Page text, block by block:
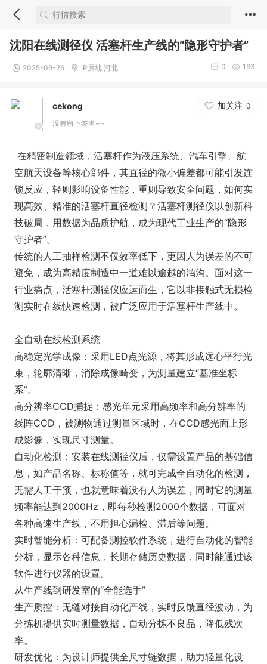
沈阳在线测径仪 活塞杆生产线的“隐形守护者”
2025-06-26 IP属地 河北 163
0
cekong 加关注 0
没有留下签名~~
在精密制造领域，活塞杆作为液压系统、汽车引擎、航
空航天设备等核心部件，其直径的微小偏差都可能引发连
锁反应，轻则影响设备性能，重则导致安全问题，如何实
现高效、精准的活塞杆直径检测？活塞杆测径仪以创新科
技破局，用数据为品质护航，成为现代工业生产的“隐形
守护者”。
传统的人工抽样检测不仅效率低下，更因人为误差的不可
避免，成为高精度制造中一道难以逾越的鸿沟。面对这一
行业痛点，活塞杆测径仪应运而生，它以非接触式无损检
测实时在线快速检测，被广泛应用于活塞杆生产线中。
全自动在线检测系统
高稳定光学成像：采用LED点光源，将其形成远心平行光
束，轮廓清晰，消除成像畸变，为测量建立“基准坐标
系”。
高分辨率CCD捕捉：感光单元采用高频率和高分辨率的
线阵CCD，被测物通过测量区域时，在CCD感光面上形
成影像，实现尺寸测量。
自动化检测：安装在线测径仪后，仅需设置产品的基础信
息，如产品名称、标称值等，就可完成全自动化的检测，
无需人工干预，也就意味着没有人为误差，同时它的测量
频率能达到2000Hz，即每秒检测2000个数据，可面对
各种高速生产线，不用担心漏检、滞后等问题。
实时智能分析：可配备测控软件系统，进行自动化的智能
分析，显示各种信息，长期存储历史数据，同时能通过该
软件进行仪器的设置。
从生产线到研发室的“全能选手”
生产质控：无缝对接自动化产线，实时反馈直径波动，为
分拣机提供实时测量数据，自动分拣不良品，降低残次
率。
研发优化：为设计师提供全尺寸链数据，助力轻量化设